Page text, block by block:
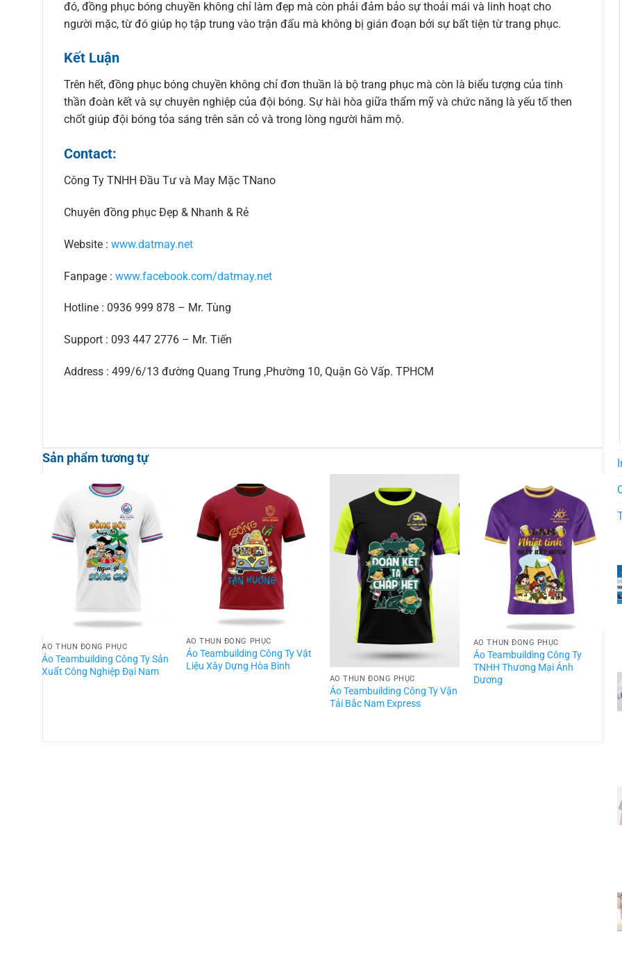
đó, đồng phục bóng chuyền không chỉ làm đẹp mà còn phải đảm bảo sự thoải mái và linh hoạt cho
người mặc, từ đó giúp họ tập trung vào trận đấu mà không bị gián đoạn bởi sự bất tiện từ trang phục.
Kết Luận
Trên hết, đồng phục bóng chuyền không chỉ đơn thuần là bộ trang phục mà còn là biểu tượng của tinh
thần đoàn kết và sự chuyên nghiệp của đội bóng. Sự hài hòa giữa thẩm mỹ và chức năng là yếu tố then
chốt giúp đội bóng tỏa sáng trên sân cỏ và trong lòng người hâm mộ.
Contact:
Công Ty TNHH Đầu Tư và May Mặc TNano
Chuyên đồng phục Đẹp & Nhanh & Rẻ
Website : www.datmay.net
Fanpage : www.facebook.com/datmay.net
Hotline : 0936 999 878 – Mr. Tùng
Support : 093 447 2776 – Mr. Tiến
Address : 499/6/13 đường Quang Trung ,Phường 10, Quận Gò Vấp. TPHCM
Sản phẩm tương tự
ÁO THUN ĐỒNG PHỤC
Áo Teambuilding Công Ty Sản
Xuất Công Nghiệp Đại Nam
ÁO THUN ĐỒNG PHỤC
Áo Teambuilding Công Ty Vật
Liệu Xây Dựng Hòa Bình
ÁO THUN ĐỒNG PHỤC
Áo Teambuilding Công Ty Vận
Tải Bắc Nam Express
ÁO THUN ĐỒNG PHỤC
Áo Teambuilding Công Ty
TNHH Thương Mại Ánh
Dương